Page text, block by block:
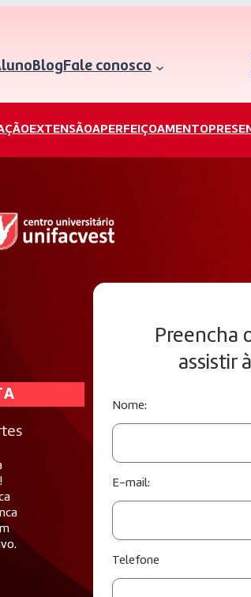
BlogFale conosco
EXTENSÃOAPERFEIÇOAMENTO
Preencha
assistir
Nome:
E-mail:
Telefone